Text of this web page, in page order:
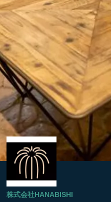
株式会社HANABISHI